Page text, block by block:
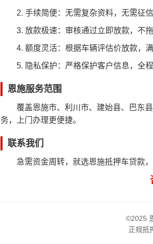
2. 手续简便：无需复杂资料，无需征信
3. 放款极速：审核通过立即放款，不拖
4. 额度灵活：根据车辆评估价放款，
5. 隐私保护：严格保护客户信息，全程
恩施服务范围
覆盖恩施市、利川市、建始县、巴东
务，上门办理更便捷。
联系我们
急需资金周转，就选恩施抵押车贷款
©2025
正规抵